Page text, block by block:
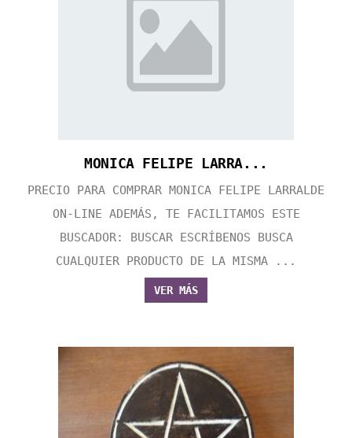
MONICA FELIPE LARRA...
PRECIO PARA COMPRAR MONICA FELIPE LARRALDE
ON-LINE ADEMÁS, TE FACILITAMOS ESTE
BUSCADOR: BUSCAR ESCRÍBENOS BUSCA
CUALQUIER PRODUCTO DE LA MISMA ...
VER MÁS